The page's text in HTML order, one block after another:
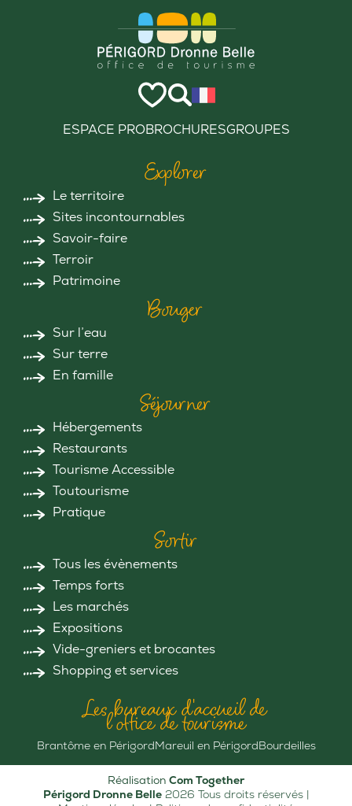
ESPACE PROBROCHURESGROUPES
Explorer
Le territoire
Sites incontournables
Savoir-faire
Terroir
Patrimoine
Bouger
Sur l’eau
Sur terre
En famille
Séjourner
Hébergements
Restaurants
Tourisme Accessible
Toutourisme
Pratique
Sortir
Tous les évènements
Temps forts
Les marchés
Expositions
Vide-greniers et brocantes
Shopping et services
Les bureaux d'accueil de
l'office de tourisme
Brantôme en PérigordMareuil en PérigordBourdeilles
Réalisation Com Together
Périgord Dronne Belle2026 Tous droits réservés |